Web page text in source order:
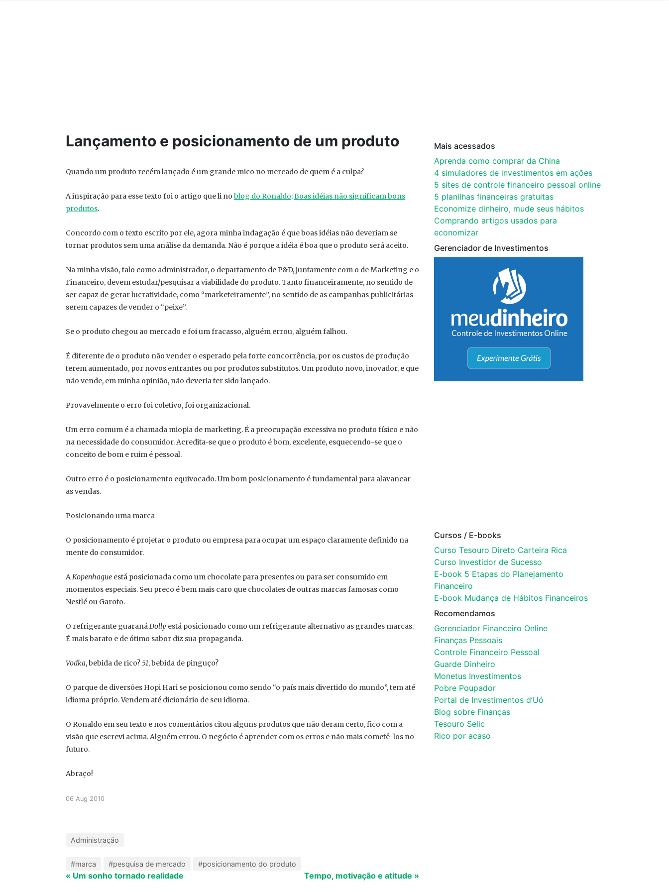
Lançamento e posicionamento de um produto
Quando um produto recém lançado é um grande mico no mercado de quem é a culpa?
A inspiração para esse texto foi o artigo que li no blog do Ronaldo:Boas idéias não significam bons
produtos.
Concordo com o texto escrito por ele, agora minha indagação é que boas idéias não deveriam se
tornar produtos sem uma análise da demanda. Não é porque a idéia é boa que o produto será aceito.
Na minha visão, falo como administrador, o departamento de P&D, juntamente com o de Marketing e o
Financeiro, devem estudar/pesquisar a viabilidade do produto. Tanto financeiramente, no sentido de
ser capaz de gerar lucratividade, como “marketeiramente”, no sentido de as campanhas publicitárias
serem capazes de vender o “peixe”.
Se o produto chegou ao mercado e foi um fracasso, alguém errou, alguém falhou.
É diferente de o produto não vender o esperado pela forte concorrência, por os custos de produção
terem aumentado, por novos entrantes ou por produtos substitutos. Um produto novo, inovador, e que
não vende, em minha opinião, não deveria ter sido lançado.
Provavelmente o erro foi coletivo, foi organizacional.
Um erro comum é a chamada miopia de marketing. É a preocupação excessiva no produto físico e não
na necessidade do consumidor. Acredita-se que o produto é bom, excelente, esquecendo-se que o
conceito de bom e ruim é pessoal.
Outro erro é o posicionamento equivocado. Um bom posicionamento é fundamental para alavancar
as vendas.
Posicionando uma marca
O posicionamento é projetar o produto ou empresa para ocupar um espaço claramente definido na
mente do consumidor.
AKopenhague está posicionada como um chocolate para presentes ou para ser consumido em
momentos especiais. Seu preço é bem mais caro que chocolates de outras marcas famosas como
Nestlé ou Garoto.
O refrigerante guaranáDolly está posicionado como um refrigerante alternativo as grandes marcas.
É mais barato e de ótimo sabor diz sua propaganda.
Vodka, bebida de rico?51, bebida de pinguço?
O parque de diversões Hopi Hari se posicionou como sendo “o país mais divertido do mundo”, tem até
idioma próprio. Vendem até dicionário de seu idioma.
O Ronaldo em seu texto e nos comentários citou alguns produtos que não deram certo, fico com a
visão que escrevi acima. Alguém errou. O negócio é aprender com os erros e não mais cometê-los no
futuro.
Abraço!
06 Aug 2010
Administração
#marca #pesquisa de mercado #posicionamento do produto
« Um sonho tornado realidade Tempo, motivação e atitude »
Mais acessados
Aprenda como comprar da China
4 simuladores de investimentos em ações
5 sites de controle financeiro pessoal online
5 planilhas financeiras gratuitas
Economize dinheiro, mude seus hábitos
Comprando artigos usados para
economizar
Gerenciador de Investimentos
Cursos / E-books
Curso Tesouro Direto Carteira Rica
Curso Investidor de Sucesso
E-book 5 Etapas do Planejamento
Financeiro
E-book Mudança de Hábitos Financeiros
Recomendamos
Gerenciador Financeiro Online
Finanças Pessoais
Controle Financeiro Pessoal
Guarde Dinheiro
Monetus Investimentos
Pobre Poupador
Portal de Investimentos d’Uó
Blog sobre Finanças
Tesouro Selic
Rico por acaso